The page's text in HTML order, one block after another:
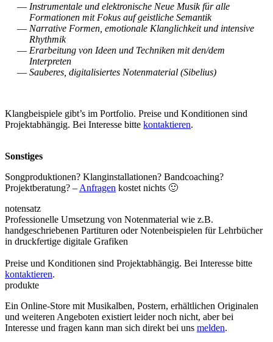
Instrumentale und elektronische Neue Musik für alle
Formationen mit Fokus auf geistliche Semantik
Narrative Formen, emotionale Klanglichkeit und intensive
Rhythmik
Erarbeitung von Ideen und Techniken mit den/dem
Interpreten
Sauberes, digitalisiertes Notenmaterial (Sibelius)
Klangbeispiele gibt’s im Portfolio. Preise und Konditionen sind
Projektabhängig. Bei Interesse bitte kontaktieren.
Sonstiges
Songproduktionen? Klanginstallationen? Bandcoaching?
Projektberatung? – Anfragen kostet nichts 🙂
notensatz
Professionelle Umsetzung von Notenmaterial wie z.B.
handgeschriebenen Partituren oder Notenbeispielen für Lehrbücher
in druckfertige digitale Grafiken
Preise und Konditionen sind Projektabhängig. Bei Interesse bitte
kontaktieren.
produkte
Ein Online-Store mit Musikalben, Postern, erhältlichen Originalen
und weiteren Angeboten existiert leider noch nicht, aber bei
Interesse und fragen kann man sich direkt bei uns melden.